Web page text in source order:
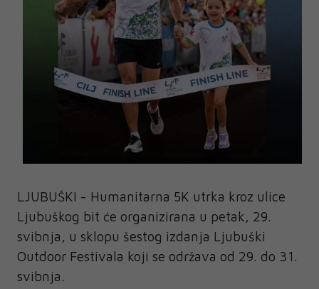
LJUBUŠKI - Humanitarna 5K utrka kroz ulice
Ljubuškog bit će organizirana u petak, 29.
svibnja, u sklopu šestog izdanja Ljubuški
Outdoor Festivala koji se održava od 29. do 31.
svibnja.